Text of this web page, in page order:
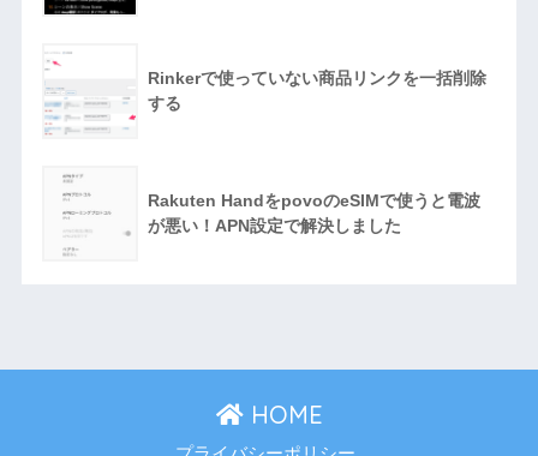
Rinkerで使っていない商品リンクを一括削除
する
Rakuten HandをpovoのeSIMで使うと電波
が悪い！APN設定で解決しました
HOME